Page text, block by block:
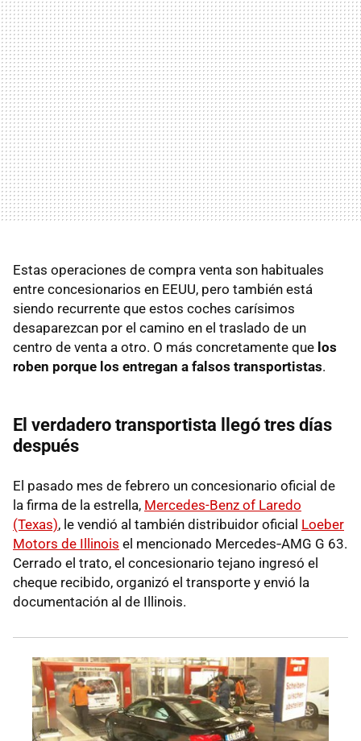
Estas operaciones de compra venta son habituales
entre concesionarios en EEUU, pero también está
siendo recurrente que estos coches carísimos
desaparezcan por el camino en el traslado de un
centro de venta a otro. O más concretamente que los
roben porque los entregan a falsos transportistas.
El verdadero transportista llegó tres días
después
El pasado mes de febrero un concesionario oficial de
la firma de la estrella, Mercedes-Benz of Laredo
(Texas), le vendió al también distribuidor oficial Loeber
Motors de Illinois el mencionado Mercedes‑AMG G 63.
Cerrado el trato, el concesionario tejano ingresó el
cheque recibido, organizó el transporte y envió la
documentación al de Illinois.